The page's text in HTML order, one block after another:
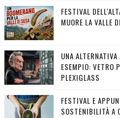
FESTIVAL
MUORE LA VALLE
UNA
ESEMPIO: VETRO
PLEXIGLASS
FESTIVAL E
SOSTENIBILITÀ A